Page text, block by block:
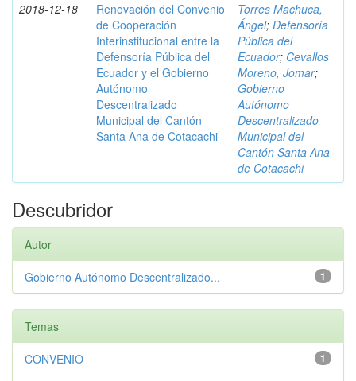
2018-12-18
Renovación del Convenio
de Cooperación
Interinstitucional entre la
Defensoría Pública del
Ecuador y el Gobierno
Autónomo
Descentralizado
Municipal del Cantón
Santa Ana de Cotacachi
Torres Machuca,
Ángel; Defensoría
Pública del
Ecuador; Cevallos
Moreno, Jomar;
Gobierno
Autónomo
Descentralizado
Municipal del
Cantón Santa Ana
de Cotacachi
Descubridor
Autor
1
Gobierno Autónomo Descentralizado...
Temas
1
CONVENIO